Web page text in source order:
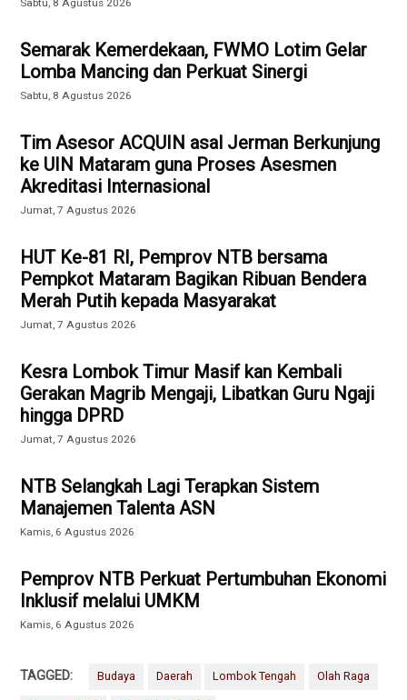
Semarak Kemerdekaan, FWMO Lotim Gelar
Lomba Mancing dan Perkuat Sinergi
Sabtu, 8 Agustus 2026
Tim Asesor ACQUIN asal Jerman Berkunjung
ke UIN Mataram guna Proses Asesmen
Akreditasi Internasional
Jumat, 7 Agustus 2026
HUT Ke-81 RI, Pemprov NTB bersama
Pempkot Mataram Bagikan Ribuan Bendera
Merah Putih kepada Masyarakat
Jumat, 7 Agustus 2026
Kesra Lombok Timur Masif kan Kembali
Gerakan Magrib Mengaji, Libatkan Guru Ngaji
hingga DPRD
Jumat, 7 Agustus 2026
NTB Selangkah Lagi Terapkan Sistem
Manajemen Talenta ASN
Kamis, 6 Agustus 2026
Pemprov NTB Perkuat Pertumbuhan Ekonomi
Inklusif melalui UMKM
Kamis, 6 Agustus 2026
TAGGED: Budaya Daerah Lombok Tengah Olah Raga